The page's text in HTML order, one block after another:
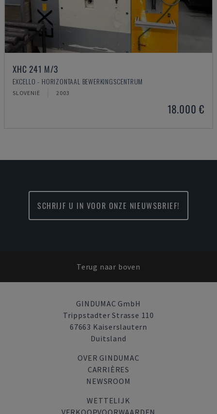
XHC 241 M/3
EXCELLO - HORIZONTAAL BEWERKINGSCENTRUM
SLOVENIË 2003
18.000 €
SCHRIJF U IN VOOR ONZE NIEUWSBRIEF!
Terug naar boven
GINDUMAC GmbH
Trippstadter Strasse 110
67663 Kaiserslautern
Duitsland
OVER GINDUMAC
CARRIÈRES
NEWSROOM
WETTELIJK
VERKOOPVOORWAARDEN